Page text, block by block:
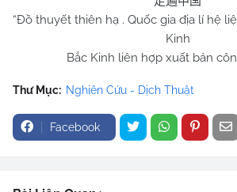
“Đồ thuyết thiên hạ . Quốc gia địa lí hệ
Kinh
Bắc Kinh liên hợp xuất bản
Thư Mục: Nghiên Cứu - Dịch Thuật
Facebook